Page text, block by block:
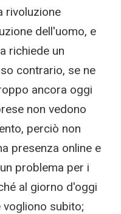
rivoluzione
dell'uomo, e
richiede un
contrario, se ne
ancora oggi
non vedono
perciò non
presenza online e
problema per i
al giorno d'oggi
subito;